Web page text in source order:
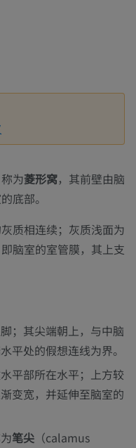
为菱形窝，其前壁由脑
底部。
质相连续；灰质浅面为
脑室的室管膜，其上支
；其尖端朝上，与中脑
平处的假想连线为界。
平部所在水平；上方较
变宽，并延伸至脑室的
笔尖 （calamus